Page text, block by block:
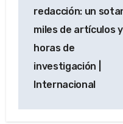
entradas
redacción: un
miles de artículos y
horas de
investigación |
Internacional